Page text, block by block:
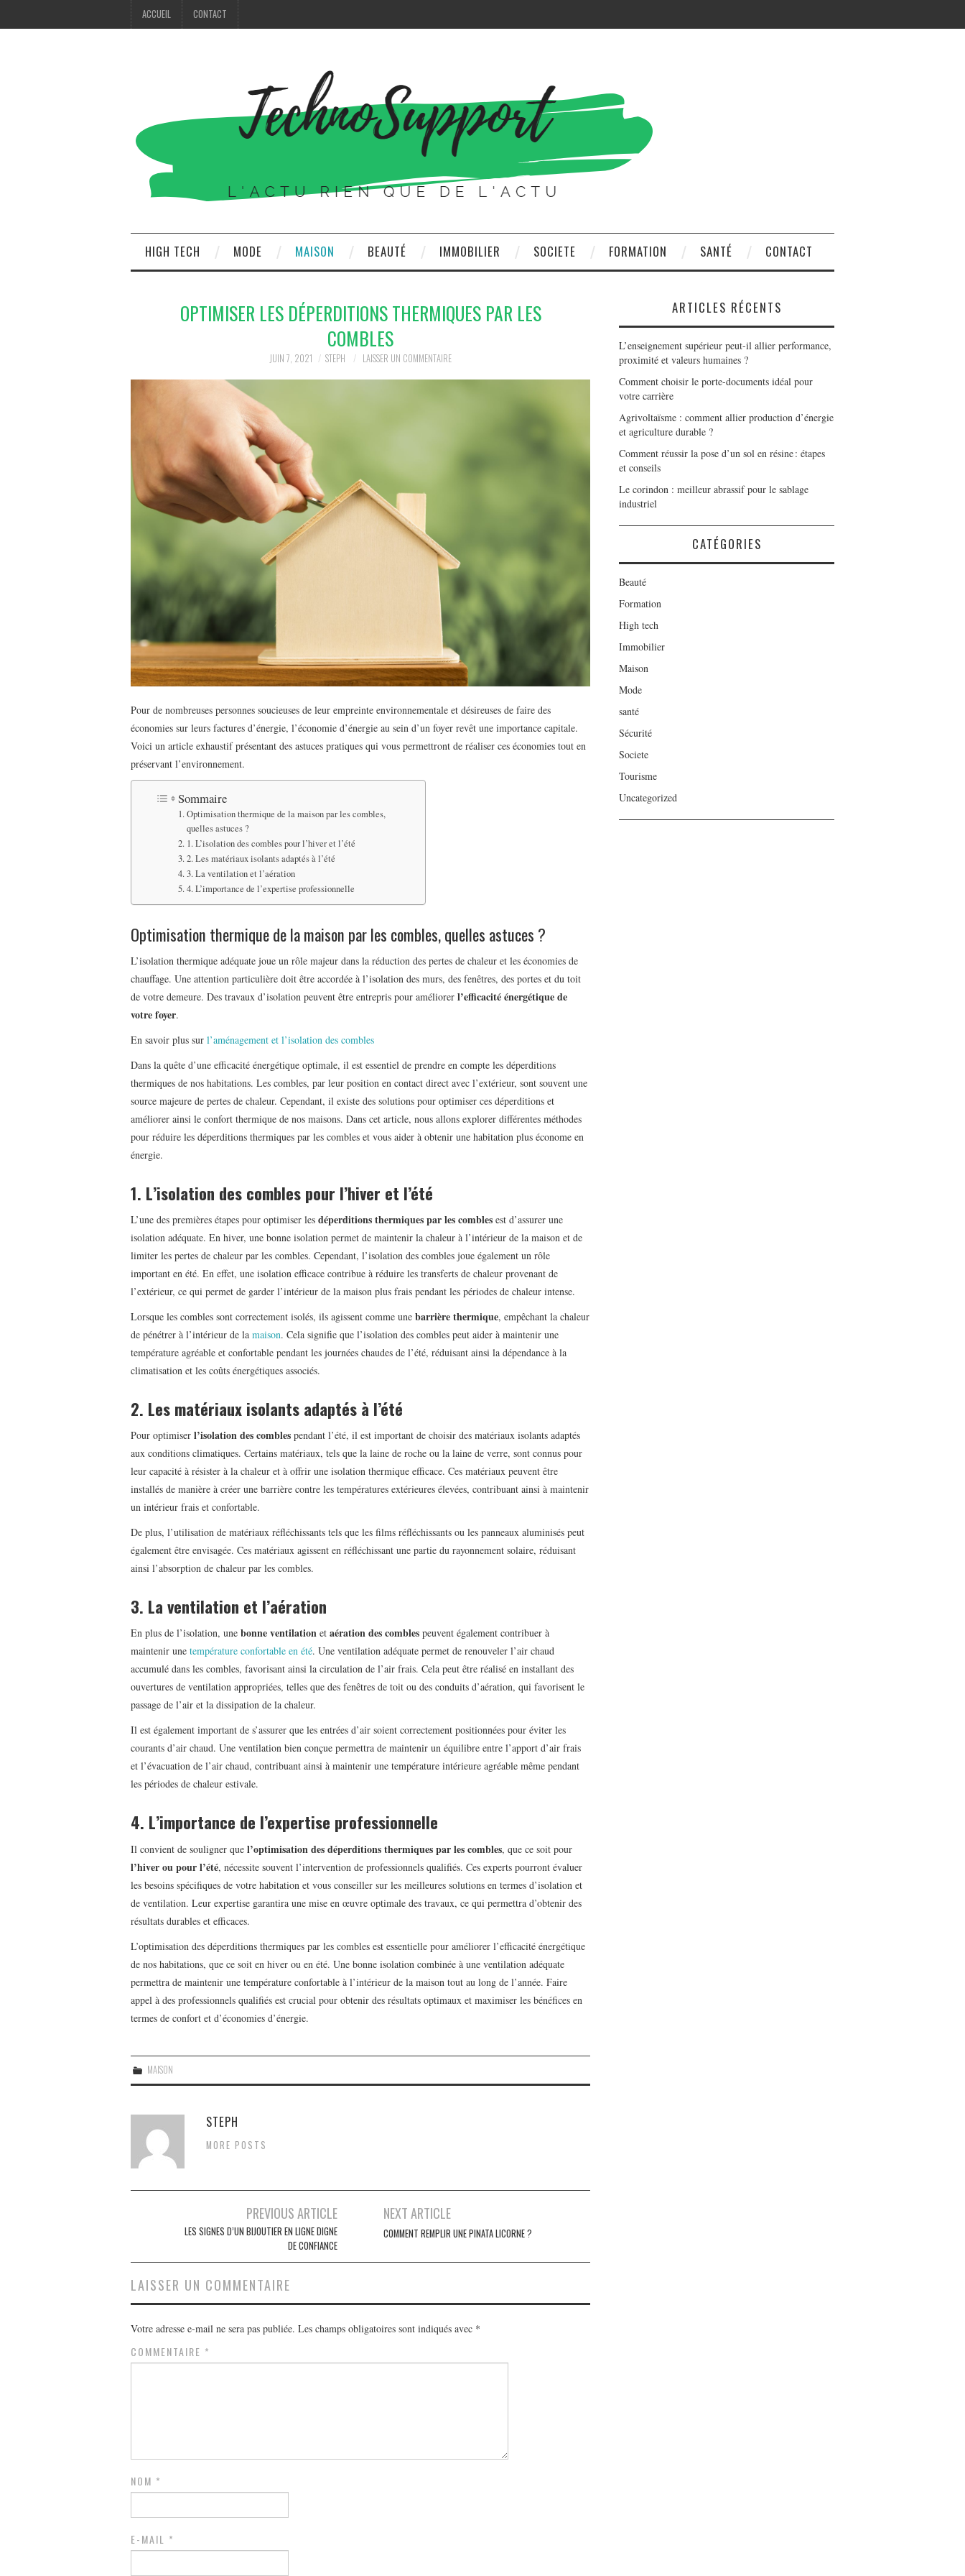
ACCUEIL CONTACT
HIGH TECH MODE MAISON BEAUTÉ IMMOBILIER SOCIETE FORMATION SANTÉ CONTACT
OPTIMISER LES DÉPERDITIONS THERMIQUES PAR LES
COMBLES
JUIN 7, 2021 STEPH LAISSER UN COMMENTAIRE
Pour de nombreuses personnes soucieuses de leur empreinte environnementale et désireuses de faire des
économies sur leurs factures d’énergie, l’économie d’énergie au sein d’un foyer revêt une importance capitale.
Voici un article exhaustif présentant des astuces pratiques qui vous permettront de réaliser ces économies tout en
préservant l’environnement.
Sommaire
Optimisation thermique de la maison par les combles,
quelles astuces ?
1. L’isolation des combles pour l’hiver et l’été
2. Les matériaux isolants adaptés à l’été
3. La ventilation et l’aération
4. L’importance de l’expertise professionnelle
Optimisation thermique de la maison par les combles, quelles astuces ?
L’isolation thermique adéquate joue un rôle majeur dans la réduction des pertes de chaleur et les économies de
chauffage. Une attention particulière doit être accordée à l’isolation des murs, des fenêtres, des portes et du toit
de votre demeure. Des travaux d’isolation peuvent être entrepris pour améliorer l’efficacité énergétique de
votre foyer.
En savoir plus sur l’aménagement et l’isolation des combles
Dans la quête d’une efficacité énergétique optimale, il est essentiel de prendre en compte les déperditions
thermiques de nos habitations. Les combles, par leur position en contact direct avec l’extérieur, sont souvent une
source majeure de pertes de chaleur. Cependant, il existe des solutions pour optimiser ces déperditions et
améliorer ainsi le confort thermique de nos maisons. Dans cet article, nous allons explorer différentes méthodes
pour réduire les déperditions thermiques par les combles et vous aider à obtenir une habitation plus économe en
énergie.
1. L’isolation des combles pour l’hiver et l’été
L’une des premières étapes pour optimiser les déperditions thermiques par les combles est d’assurer une
isolation adéquate. En hiver, une bonne isolation permet de maintenir la chaleur à l’intérieur de la maison et de
limiter les pertes de chaleur par les combles. Cependant, l’isolation des combles joue également un rôle
important en été. En effet, une isolation efficace contribue à réduire les transferts de chaleur provenant de
l’extérieur, ce qui permet de garder l’intérieur de la maison plus frais pendant les périodes de chaleur intense.
Lorsque les combles sont correctement isolés, ils agissent comme une barrière thermique, empêchant la chaleur
de pénétrer à l’intérieur de la maison. Cela signifie que l’isolation des combles peut aider à maintenir une
température agréable et confortable pendant les journées chaudes de l’été, réduisant ainsi la dépendance à la
climatisation et les coûts énergétiques associés.
2. Les matériaux isolants adaptés à l’été
Pour optimiser l’isolation des combles pendant l’été, il est important de choisir des matériaux isolants adaptés
aux conditions climatiques. Certains matériaux, tels que la laine de roche ou la laine de verre, sont connus pour
leur capacité à résister à la chaleur et à offrir une isolation thermique efficace. Ces matériaux peuvent être
installés de manière à créer une barrière contre les températures extérieures élevées, contribuant ainsi à maintenir
un intérieur frais et confortable.
De plus, l’utilisation de matériaux réfléchissants tels que les films réfléchissants ou les panneaux aluminisés peut
également être envisagée. Ces matériaux agissent en réfléchissant une partie du rayonnement solaire, réduisant
ainsi l’absorption de chaleur par les combles.
3. La ventilation et l’aération
En plus de l’isolation, une bonne ventilation et aération des combles peuvent également contribuer à
maintenir une température confortable en été. Une ventilation adéquate permet de renouveler l’air chaud
accumulé dans les combles, favorisant ainsi la circulation de l’air frais. Cela peut être réalisé en installant des
ouvertures de ventilation appropriées, telles que des fenêtres de toit ou des conduits d’aération, qui favorisent le
passage de l’air et la dissipation de la chaleur.
Il est également important de s’assurer que les entrées d’air soient correctement positionnées pour éviter les
courants d’air chaud. Une ventilation bien conçue permettra de maintenir un équilibre entre l’apport d’air frais
et l’évacuation de l’air chaud, contribuant ainsi à maintenir une température intérieure agréable même pendant
les périodes de chaleur estivale.
4. L’importance de l’expertise professionnelle
Il convient de souligner que l’optimisation des déperditions thermiques par les combles, que ce soit pour
l’hiver ou pour l’été, nécessite souvent l’intervention de professionnels qualifiés. Ces experts pourront évaluer
les besoins spécifiques de votre habitation et vous conseiller sur les meilleures solutions en termes d’isolation et
de ventilation. Leur expertise garantira une mise en œuvre optimale des travaux, ce qui permettra d’obtenir des
résultats durables et efficaces.
L’optimisation des déperditions thermiques par les combles est essentielle pour améliorer l’efficacité énergétique
de nos habitations, que ce soit en hiver ou en été. Une bonne isolation combinée à une ventilation adéquate
permettra de maintenir une température confortable à l’intérieur de la maison tout au long de l’année. Faire
appel à des professionnels qualifiés est crucial pour obtenir des résultats optimaux et maximiser les bénéfices en
termes de confort et d’économies d’énergie.
MAISON
STEPH
MORE POSTS
Navigation des articles
PREVIOUS ARTICLE
LES SIGNES D’UN BIJOUTIER EN LIGNE DIGNE
DE CONFIANCE
NEXT ARTICLE
COMMENT REMPLIR UNE PINATA LICORNE ?
LAISSER UN COMMENTAIRE
Votre adresse e-mail ne sera pas publiée. Les champs obligatoires sont indiqués avec *
COMMENTAIRE *
NOM *
E-MAIL *
ARTICLES RÉCENTS
L’enseignement supérieur peut-il allier performance,
proximité et valeurs humaines ?
Comment choisir le porte-documents idéal pour
votre carrière
Agrivoltaïsme : comment allier production d’énergie
et agriculture durable ?
Comment réussir la pose d’un sol en résine : étapes
et conseils
Le corindon : meilleur abrassif pour le sablage
industriel
CATÉGORIES
Beauté
Formation
High tech
Immobilier
Maison
Mode
santé
Sécurité
Societe
Tourisme
Uncategorized